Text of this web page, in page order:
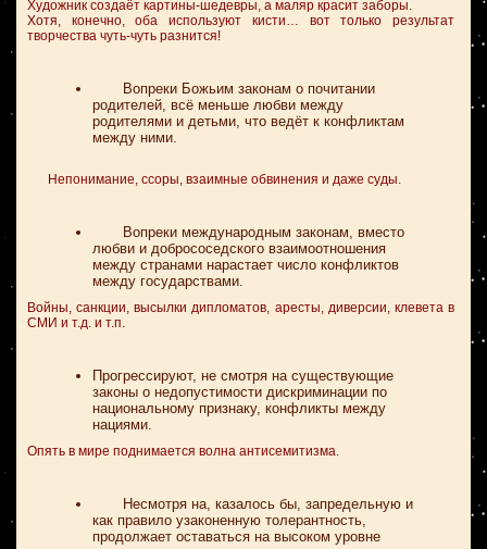
Художник создаёт картины-шедевры, а маляр красит заборы.
Хотя, конечно, оба используют кисти… вот только результат
творчества чуть-чуть разнится!
Вопреки Божьим законам о почитании
родителей, всё меньше любви между
родителями и детьми, что ведёт к конфликтам
между ними.
Непонимание, ссоры, взаимные обвинения и даже суды.
Вопреки международным законам, вместо
любви и добрососедского взаимоотношения
между странами нарастает число конфликтов
между государствами.
Войны, санкции, высылки дипломатов, аресты, диверсии, клевета в
СМИ и т.д. и т.п.
Прогрессируют, не смотря на существующие
законы о недопустимости дискриминации по
национальному признаку, конфликты между
нациями.
Опять в мире поднимается волна антисемитизма.
Несмотря на, казалось бы, запредельную и
как правило узаконенную толерантность,
продолжает оставаться на высоком уровне